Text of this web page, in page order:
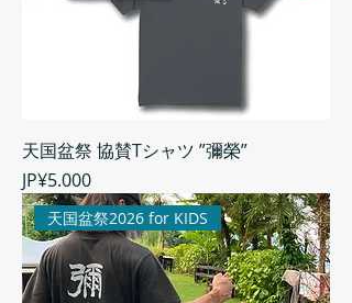
天国盆祭 協賛Tシャツ ”彌榮”
Harga
JP¥5.000
天国盆祭2026 for KIDS